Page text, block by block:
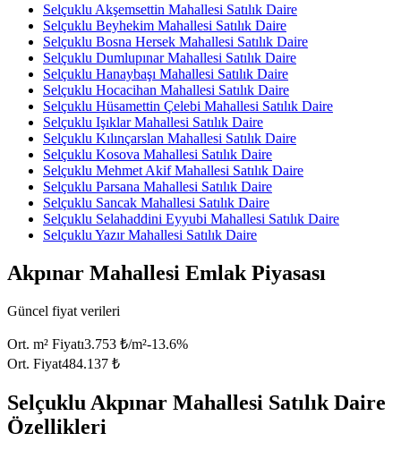
Selçuklu Akşemsettin Mahallesi Satılık Daire
Selçuklu Beyhekim Mahallesi Satılık Daire
Selçuklu Bosna Hersek Mahallesi Satılık Daire
Selçuklu Dumlupınar Mahallesi Satılık Daire
Selçuklu Hanaybaşı Mahallesi Satılık Daire
Selçuklu Hocacihan Mahallesi Satılık Daire
Selçuklu Hüsamettin Çelebi Mahallesi Satılık Daire
Selçuklu Işıklar Mahallesi Satılık Daire
Selçuklu Kılınçarslan Mahallesi Satılık Daire
Selçuklu Kosova Mahallesi Satılık Daire
Selçuklu Mehmet Akif Mahallesi Satılık Daire
Selçuklu Parsana Mahallesi Satılık Daire
Selçuklu Sancak Mahallesi Satılık Daire
Selçuklu Selahaddini Eyyubi Mahallesi Satılık Daire
Selçuklu Yazır Mahallesi Satılık Daire
Akpınar Mahallesi Emlak Piyasası
Güncel fiyat verileri
Ort. m² Fiyatı3.753 ₺/m²-13.6%
Ort. Fiyat484.137 ₺
Selçuklu Akpınar Mahallesi Satılık Daire
Özellikleri